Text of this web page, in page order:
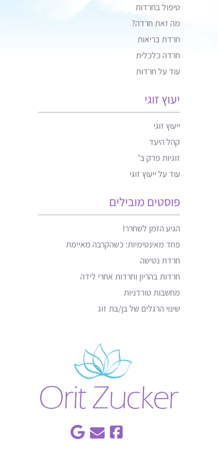
טיפול בחרדות
מה זאת חרדה?
חרדת בריאות
חרדה כלכלית
עוד על חרדות
יעוץ זוגי
ייעוץ זוגי
קהל היעד
זוגיות פרק ב’
עוד על ייעוץ זוגי
פוסטים מובילים
הגיע הזמן לשחרר!
פחד מאינטימיות: כשהקרבה מאיימת
חרדת נטישה
חרדות בהריון וחרדות אחרי לידה
מחשבות טורדניות
שינוי הרגלים של בן/בת זוג